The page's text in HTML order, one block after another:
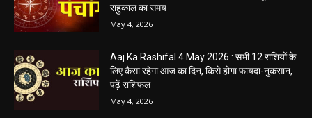
राहुकाल का समय
May 4, 2026
Aaj Ka Rashifal 4 May 2026 : सभी 12 राशियों के
लिए कैसा रहेगा आज का दिन, किसे होगा फायदा-नुकसान,
पढ़ें राशिफल
May 4, 2026